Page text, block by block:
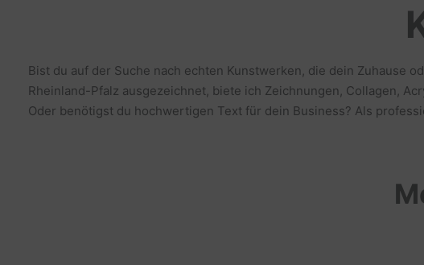
Bist du auf der Suche nach echten Kunstwerken, die dein Zuhause
Rheinland-Pfalz ausgezeichnet, biete ich Zeichnungen, Collagen,
Oder benötigst du hochwertigen Text für dein Business? Als